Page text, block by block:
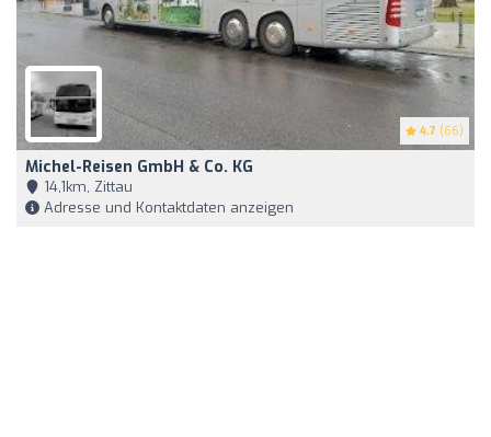
4.7 (66)
Michel-Reisen GmbH & Co. KG
14,1km, Zittau
Adresse und Kontaktdaten anzeigen